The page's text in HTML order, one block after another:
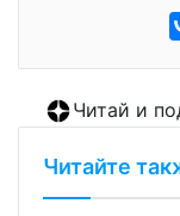
Читай и
Читайте